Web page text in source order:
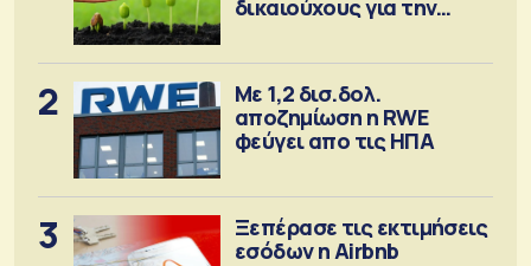
δικαιούχους για την
2
Με 1,2 δισ.δολ.
αποζημίωση η RWE
φεύγει απο τις ΗΠΑ
3
Ξεπέρασε τις εκτιμήσεις
εσόδων η Airbnb